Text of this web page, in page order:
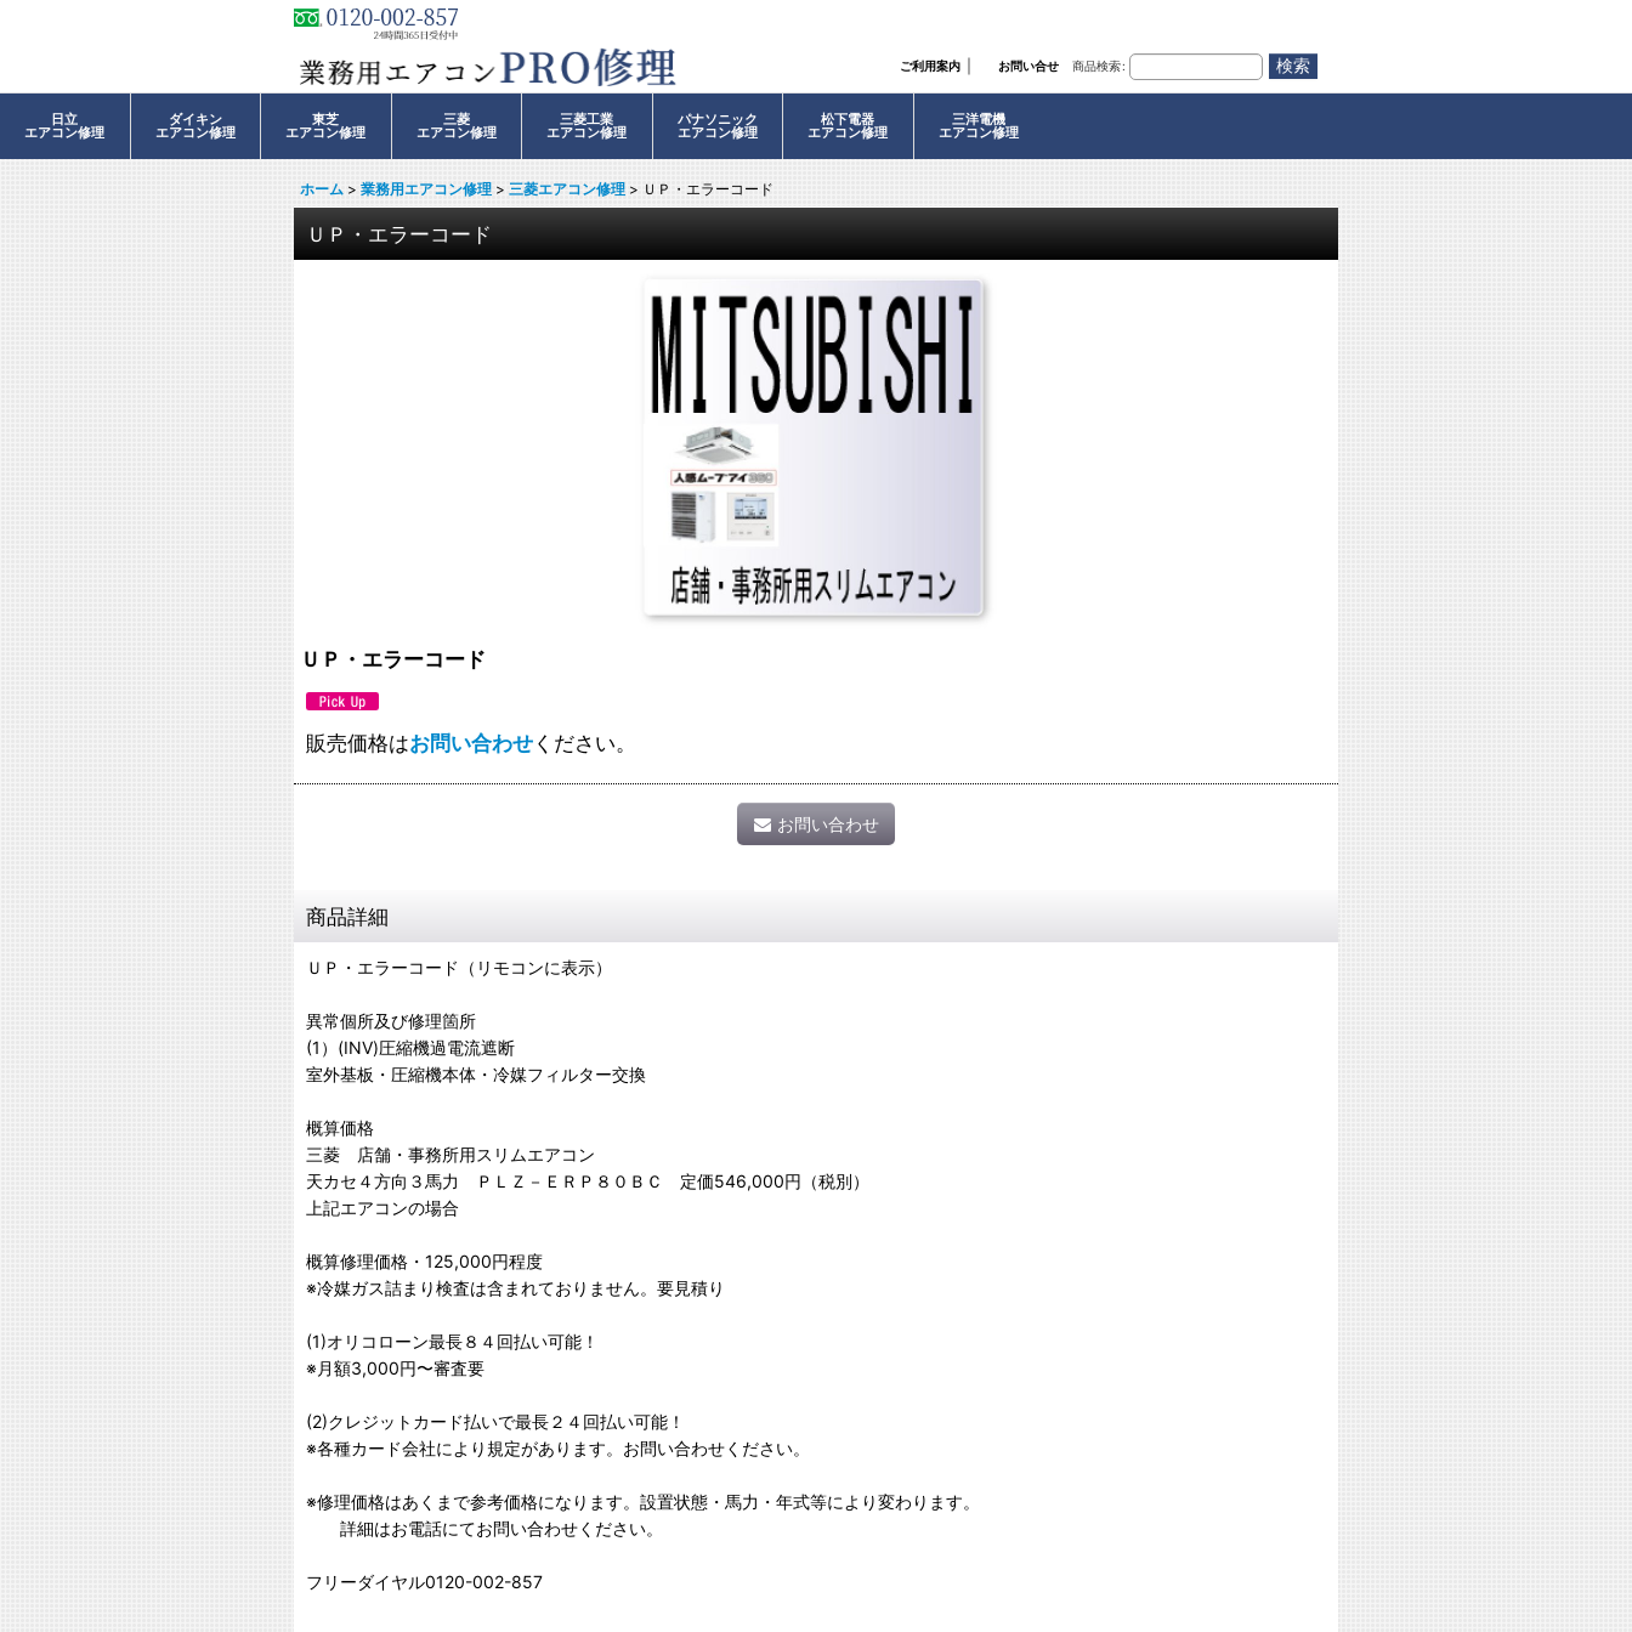
ご利用案内 ｜ お問い合せ 商品検索:
日立
エアコン修理
ダイキン
エアコン修理
東芝
エアコン修理
三菱
エアコン修理
三菱工業
エアコン修理
パナソニック
エアコン修理
松下電器
エアコン修理
三洋電機
エアコン修理
ホーム > 業務用エアコン修理 > 三菱エアコン修理 > ＵＰ・エラーコード
ＵＰ・エラーコード
ＵＰ・エラーコード
販売価格はお問い合わせください。
お問い合わせ
商品詳細
ＵＰ・エラーコード（リモコンに表示）
異常個所及び修理箇所
(1）(INV)圧縮機過電流遮断
室外基板・圧縮機本体・冷媒フィルター交換
概算価格
三菱 店舗・事務所用スリムエアコン
天カセ４方向３馬力 ＰＬＺ－ＥＲＰ８０ＢＣ 定価546,000円（税別）
上記エアコンの場合
概算修理価格・125,000円程度
※冷媒ガス詰まり検査は含まれておりません。要見積り
(1)オリコローン最長８４回払い可能！
※月額3,000円〜審査要
(2)クレジットカード払いで最長２４回払い可能！
※各種カード会社により規定があります。お問い合わせください。
※修理価格はあくまで参考価格になります。設置状態・馬力・年式等により変わります。
詳細はお電話にてお問い合わせください。
フリーダイヤル0120-002-857